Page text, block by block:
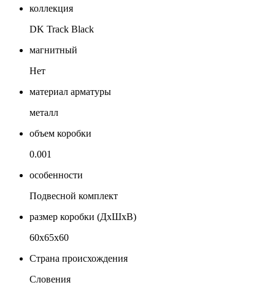
коллекция
DK Track Black
магнитный
Нет
материал арматуры
металл
объем коробки
0.001
особенности
Подвесной комплект
размер коробки (ДхШхВ)
60х65х60
Страна происхождения
Словения